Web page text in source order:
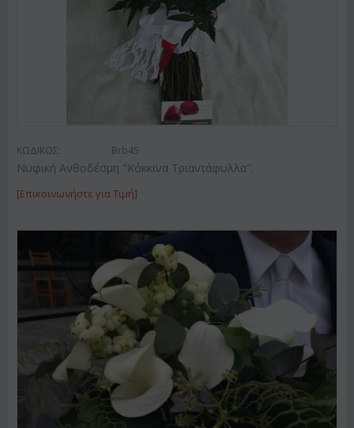
ΚΩΔΙΚΟΣ: Brb45
Νυφική Ανθοδέσμη "Κόκκινα Τριαντάφυλλα".
[Επικοινωνήστε για Τιμή]